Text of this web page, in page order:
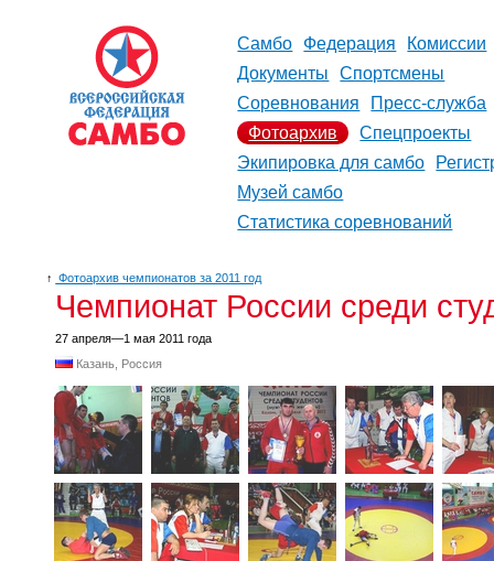
Самбо Федерация
Комиссии
Документы
Спортсмены
Соревнования
Пресс-служба
Фотоархив
Спецпроекты
Экипировка для самбо
Музей самбо
Статистика соревнований
↑ Фотоархив чемпионатов за 2011 год
Чемпионат России среди
27 апреля—1 мая 2011 года
Казань, Россия